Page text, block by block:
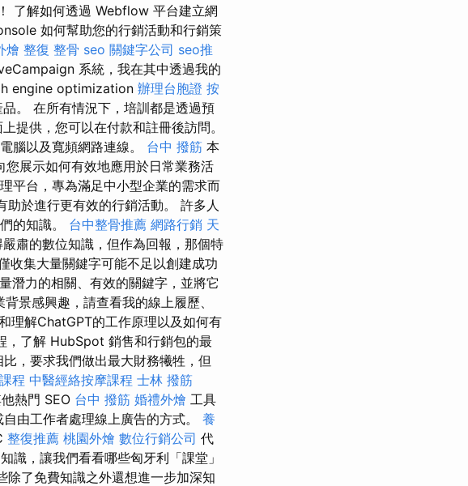
了解如何透過 Webflow 平台建立網
如何幫助您的行銷活動和行銷策
燴 整復 整骨 seo 關鍵字公司 seo推
系統，我在其中透過我的
engine optimization 辦理台胞證 按
。 在所有情況下，培訓都是透過預
提供，您可以在付款和註冊後訪問。
腦以及寬頻網路連線。 台中 撥筋 本
您展示如何有效地應用於日常業務活
平台，專為滿足中小型企業的需求而
於進行更有效的行銷活動。 許多人
的知識。 台中整骨推薦 網路行銷 天
肅的數位知識，但作為回報，那個特
收集大量關鍵字可能不足以創建成功
潛力的相關、有效的關鍵字，並將它
景感興趣，請查看我的線上履歷、
理解ChatGPT的工作原理以及如何有
，了解 HubSpot 銷售和行銷包的最
，要求我們做出最大財務犧牲，但
程 中醫經絡按摩課程 士林 撥筋
熱門 SEO 台中 撥筋 婚禮外燴 工具
由工作者處理線上廣告的方式。 養
整復推薦 桃園外燴 數位行銷公司 代
識，讓我們看看哪些匈牙利「課堂」
除了免費知識之外還想進一步加深知